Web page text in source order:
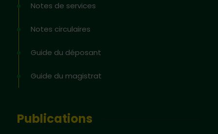
Notes de services
Notes circulaires
Guide du déposant
Guide du magistrat
Publications